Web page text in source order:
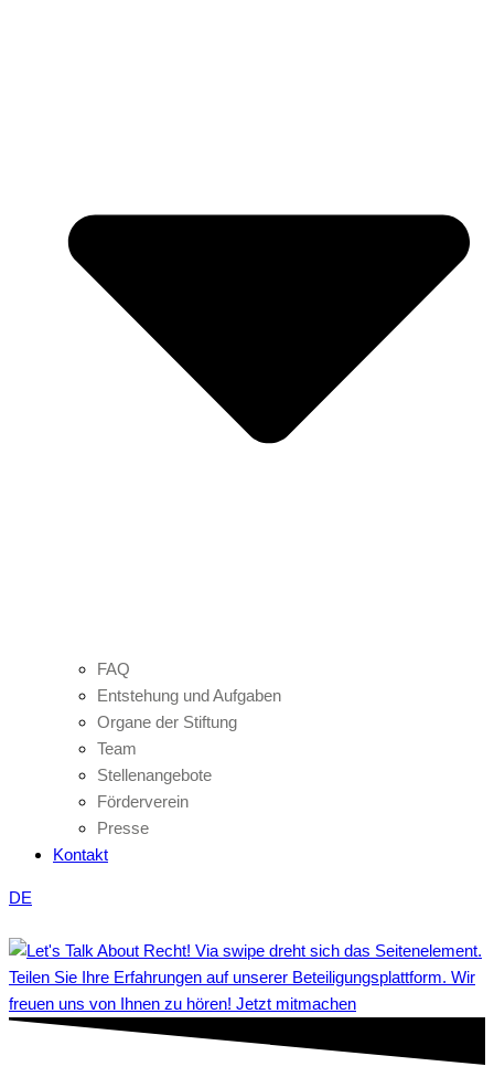
FAQ
Entstehung und Aufgaben
Organe der Stiftung
Team
Stellenangebote
Förderverein
Presse
Kontakt
DE
Teilen Sie Ihre Erfahrungen auf unserer Beteiligungsplattform. Wir
freuen uns von Ihnen zu hören! Jetzt mitmachen